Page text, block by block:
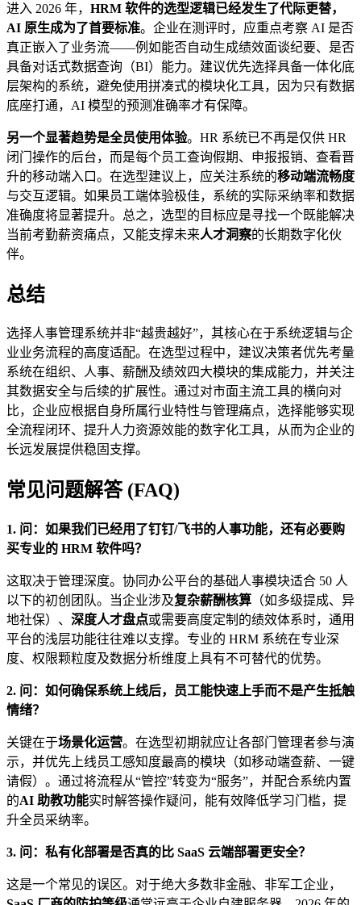
进入 2026 年， HRM 软件的选型逻辑已经发生了代际更替，
AI 原生成为了首要标准。企业在测评时，应重点考察 AI 是否
真正嵌入了业务流——例如能否自动生成绩效面谈纪要、是否
具备对话式数据查询（BI）能力。建议优先选择具备一体化底
层架构的系统，避免使用拼凑式的模块化工具，因为只有数据
底座打通，AI 模型的预测准确率才有保障。
另一个显著趋势是全员使用体验。HR 系统已不再是仅供 HR
闭门操作的后台，而是每个员工查询假期、申报报销、查看晋
升的移动端入口。在选型建议上，应关注系统的移动端流畅度
与交互逻辑。如果员工端体验极佳，系统的实际采纳率和数据
准确度将显著提升。总之，选型的目标应是寻找一个既能解决
当前考勤薪资痛点，又能支撑未来人才洞察的长期数字化伙
伴。
总结
选择人事管理系统并非“越贵越好”，其核心在于系统逻辑与企
业业务流程的高度适配。在选型过程中，建议决策者优先考量
系统在组织、人事、薪酬及绩效四大模块的集成能力，并关注
其数据安全与后续的扩展性。通过对市面主流工具的横向对
比，企业应根据自身所属行业特性与管理痛点，选择能够实现
全流程闭环、提升人力资源效能的数字化工具，从而为企业的
长远发展提供稳固支撑。
常见问题解答 (FAQ)
1. 问：如果我们已经用了钉钉/飞书的人事功能，还有必要购
买专业的 HRM 软件吗？
这取决于管理深度。协同办公平台的基础人事模块适合 50 人
以下的初创团队。当企业涉及复杂薪酬核算 （如多级提成、异
地社保）、 深度人才盘点或需要高度定制的绩效体系时，通用
平台的浅层功能往往难以支撑。专业的 HRM 系统在专业深
度、权限颗粒度及数据分析维度上具有不可替代的优势。
2. 问：如何确保系统上线后，员工能快速上手而不是产生抵触
情绪？
关键在于场景化运营。在选型初期就应让各部门管理者参与演
示，并优先上线员工感知度最高的模块（如移动端查薪、一键
请假）。通过将流程从“管控”转变为“服务”，并配合系统内置
的AI 助教功能实时解答操作疑问，能有效降低学习门槛，提
升全员采纳率。
3. 问：私有化部署是否真的比 SaaS 云端部署更安全？
这是一个常见的误区。对于绝大多数非金融、非军工企业，